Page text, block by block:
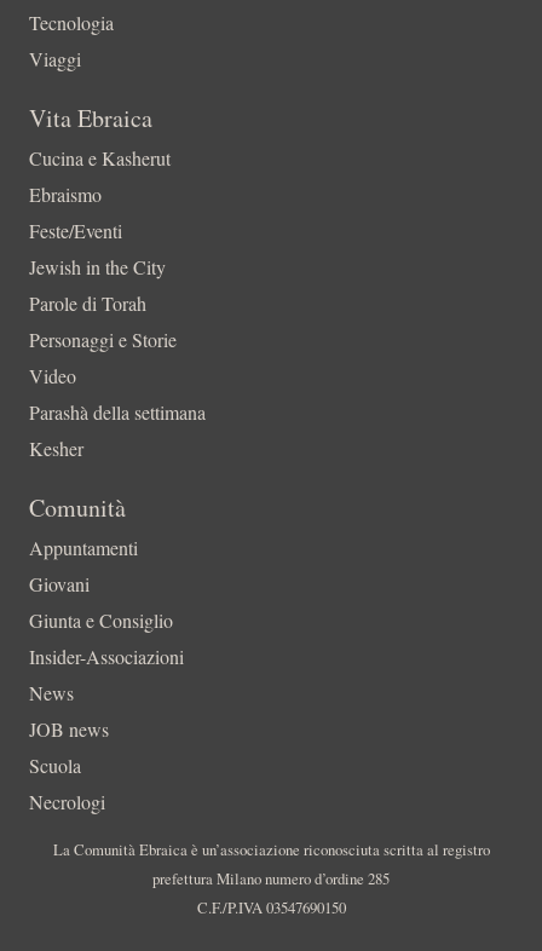
Tecnologia
Viaggi
Vita Ebraica
Cucina e Kasherut
Ebraismo
Feste/Eventi
Jewish in the City
Parole di Torah
Personaggi e Storie
Video
Parashà della settimana
Kesher
Comunità
Appuntamenti
Giovani
Giunta e Consiglio
Insider-Associazioni
News
JOB news
Scuola
Necrologi
La Comunità Ebraica è un’associazione riconosciuta scritta al registro
prefettura Milano numero d’ordine 285
C.F./P.IVA 03547690150